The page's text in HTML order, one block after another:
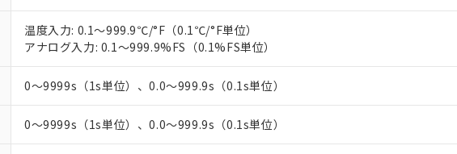
温度入力: 0.1～999.9℃/°F（0.1℃/°F単位）
アナログ入力: 0.1～999.9%FS（0.1%FS単位）
0～9999s（1s単位）、0.0～999.9s（0.1s単位）
0～9999s（1s単位）、0.0～999.9s（0.1s単位）
いる法人を指します。
EU RoHS指令（10物質）の非含有証明書
51物質の非含有証明書（当社基準）
※本証明書は発行日時点で非含有を証明するもので、過去に遡って非含有を証明するも
また、RoHS指令のフタル酸エステル類４物質の対応では、対応完了までの期間は出
混在することから備考欄に対応日を記載しておりました。
既に当社にて対応品への在庫切替を完了していることから、特段のことがない限り、
り割愛しております。